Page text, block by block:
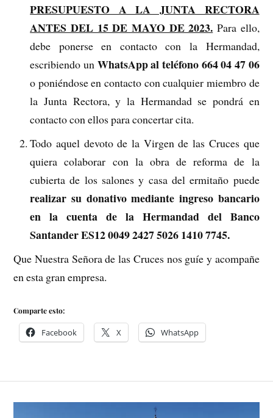
PRESUPUESTO A LA JUNTA RECTORA
ANTES DEL 15 DE MAYO DE 2023. Para ello,
debe ponerse en contacto con la Hermandad,
escribiendo un WhatsApp al teléfono 664 04 47 06
o poniéndose en contacto con cualquier miembro de
la Junta Rectora, y la Hermandad se pondrá en
contacto con ellos para concertar cita.
Todo aquel devoto de la Virgen de las Cruces que
quiera colaborar con la obra de reforma de la
cubierta de los salones y casa del ermitaño puede
realizar su donativo mediante ingreso bancario
en la cuenta de la Hermandad del Banco
Santander ES12 0049 2427 5026 1410 7745.
Que Nuestra Señora de las Cruces nos guíe y acompañe
en esta gran empresa.
Comparte esto:
Facebook X WhatsApp